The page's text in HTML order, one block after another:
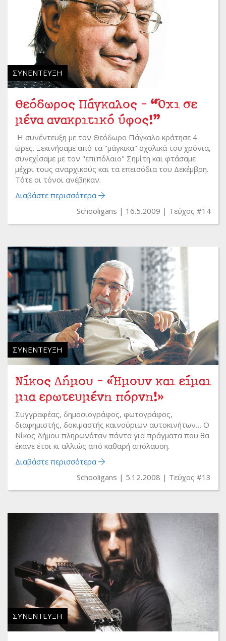
ΣΥΝΈΝΤΕΥΞΗ
Θεόδωρος Πάγκαλος - “Όχι σε
μένα ανακριτικό ύφος!”
Η συνέντευξη με τον Θεόδωρο Πάγκαλο κράτησε 4
ώρες. Ξεκινήσαμε από τα "μάγκικα" σχολικά του χρόνια,
συνεχίσαμε με τον "επιπόλαιο" Σημίτη και φτάσαμε
μέχρι τους αναρχικούς και τα επεισόδια του Δεκέμβρη.
Τότε οι τόνοι ανέβηκαν.
Διαβάστε περισσότερα
Schooligans
16.5.2009 Τεύχος #14
ΣΥΝΈΝΤΕΥΞΗ
Νίκος Δήμου - «Ήμουν και είμαι
μια ερωτευμένη πόρνη!»
Συγγραφέας, δημοσιογράφος, φωτογράφος,
διαφημιστής, δοκιμαστής καινούριων αυτοκινήτων… Ο
Νίκος Δήμου πληρωνόταν πάντα για πράγματα που θα
έκανε έτσι κι αλλιώς από καθαρή απόλαυση.
Διαβάστε περισσότερα
Schooligans
5.12.2008 Τεύχος #13
ΣΥΝΈΝΤΕΥΞΗ